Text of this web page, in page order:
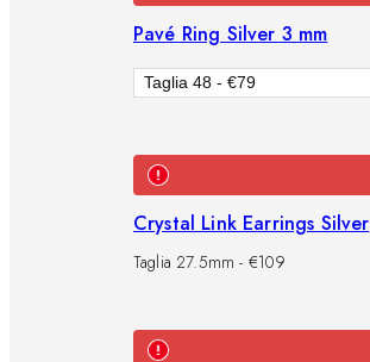
Pavé Ring Silver 3 mm
Crystal Link Earrings Silver
Taglia 27.5mm - €109